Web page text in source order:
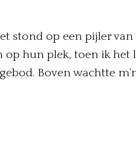
stond op een pijler
op hun plek, toen ik het
Boven wachtte